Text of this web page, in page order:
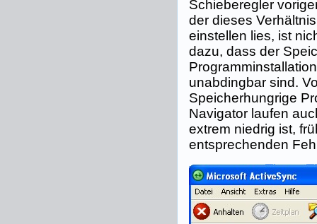
Schieberegler
der dieses
einstellen lies, ist
dazu, dass der
unabdingbar sind.
Speicherhungrige
Navigator laufen
extrem niedrig ist,
entsprechenden